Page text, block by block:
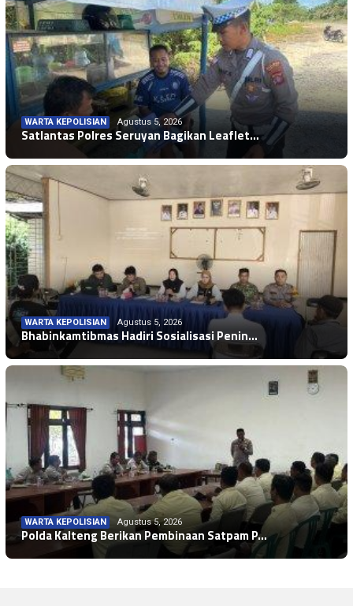
WARTA KEPOLISIAN Agustus 5, 2026
Satlantas Polres Seruyan Bagikan Leaflet…
WARTA KEPOLISIAN Agustus 5, 2026
Bhabinkamtibmas Hadiri Sosialisasi Penin…
WARTA KEPOLISIAN Agustus 5, 2026
Polda Kalteng Berikan Pembinaan Satpam P…